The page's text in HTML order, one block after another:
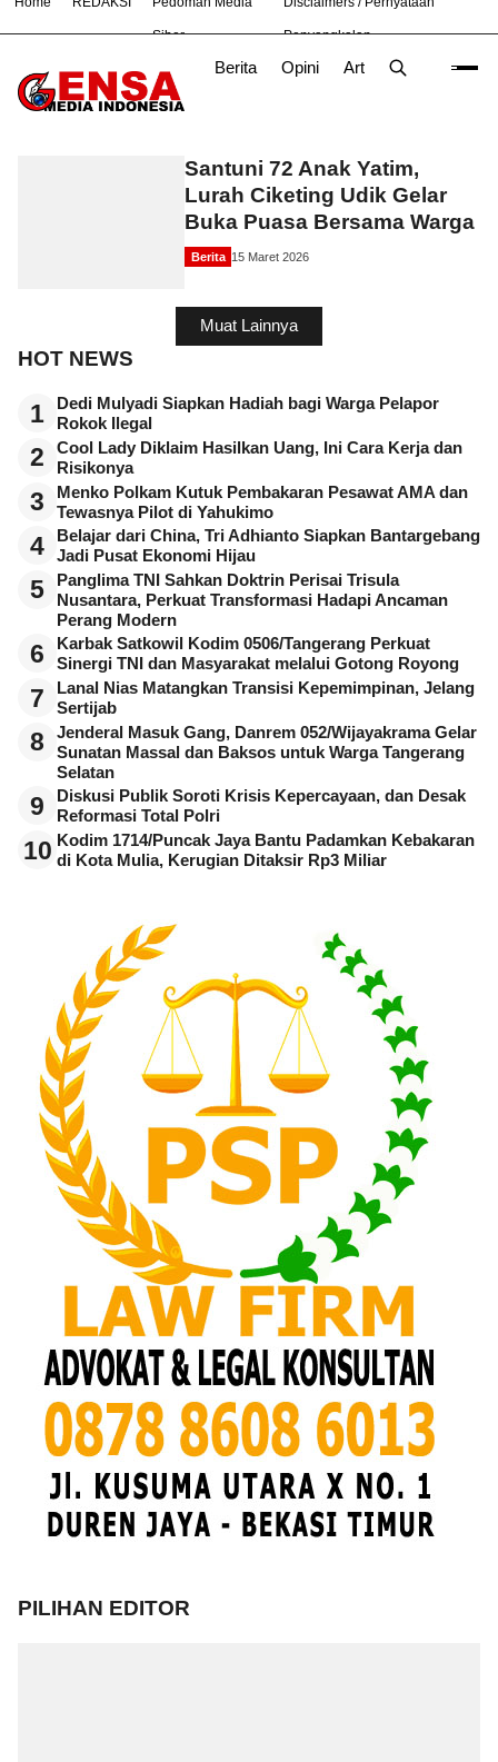
Siber Penyangkalan
Berita Opini Artikel
# Bekasi Nasional News Purwakarta TNI
LPM
Santuni 72 Anak Yatim,
Lurah Ciketing Udik Gelar
Buka Puasa Bersama Warga
Berita 15 Maret 2026
Muat Lainnya
HOT NEWS
1
Dedi Mulyadi Siapkan Hadiah bagi Warga Pelapor
Rokok Ilegal
2
Cool Lady Diklaim Hasilkan Uang, Ini Cara Kerja dan
Risikonya
3
Menko Polkam Kutuk Pembakaran Pesawat AMA dan
Tewasnya Pilot di Yahukimo
4
Belajar dari China, Tri Adhianto Siapkan Bantargebang
Jadi Pusat Ekonomi Hijau
5
Panglima TNI Sahkan Doktrin Perisai Trisula
Nusantara, Perkuat Transformasi Hadapi Ancaman
Perang Modern
6
Karbak Satkowil Kodim 0506/Tangerang Perkuat
Sinergi TNI dan Masyarakat melalui Gotong Royong
7
Lanal Nias Matangkan Transisi Kepemimpinan, Jelang
Sertijab
8
Jenderal Masuk Gang, Danrem 052/Wijayakrama Gelar
Sunatan Massal dan Baksos untuk Warga Tangerang
Selatan
9
Diskusi Publik Soroti Krisis Kepercayaan, dan Desak
Reformasi Total Polri
10 Kodim 1714/Puncak Jaya Bantu Padamkan Kebakaran
di Kota Mulia, Kerugian Ditaksir Rp3 Miliar
PILIHAN EDITOR